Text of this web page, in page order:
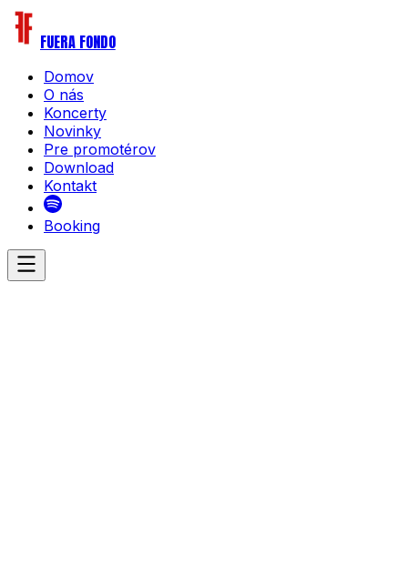
FUERA FONDO
Domov
O nás
Koncerty
Novinky
Pre promotérov
Download
Kontakt
Booking